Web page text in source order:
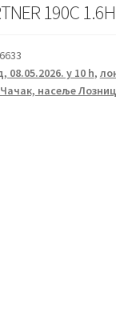
190C
6633
08.05.2026. у 10 h,
насеље